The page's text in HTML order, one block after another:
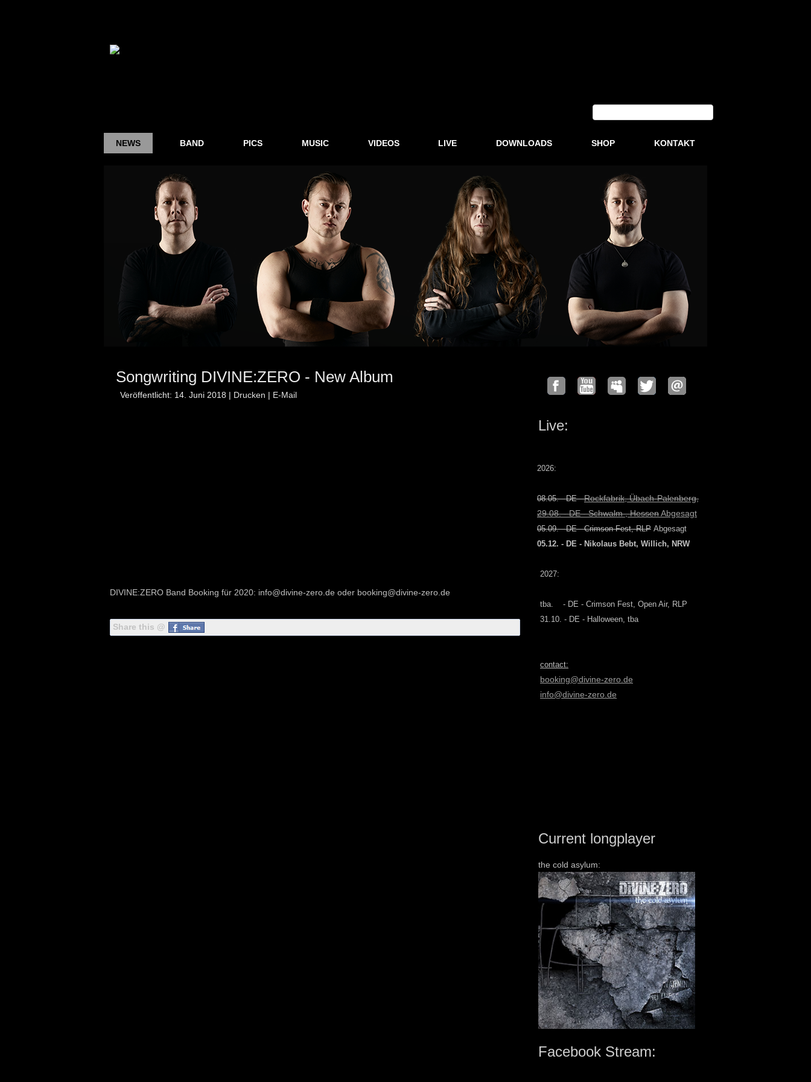
NEWS BAND PICS MUSIC VIDEOS LIVE DOWNLOADS SHOP KONTAKT
Songwriting DIVINE:ZERO - New Album
Veröffentlicht: 14. Juni 2018 | Drucken | E-Mail
DIVINE:ZERO Band Booking für 2020: info@divine-zero.de oder booking@divine-zero.de
Share this @
Live:
2026:
08.05. - DE -Rockfabrik, Übach-Palenberg,
29.08. - DE - Schwalm , HessenAbgesagt
05.09. - DE - Crimson Fest, RLP Abgesagt
05.12. - DE - Nikolaus Bebt, Willich, NRW
2027:
tba. - DE - Crimson Fest, Open Air, RLP
31.10. - DE - Halloween, tba
contact:
booking@divine-zero.de
info@divine-zero.de
Current longplayer
the cold asylum:
Facebook Stream: